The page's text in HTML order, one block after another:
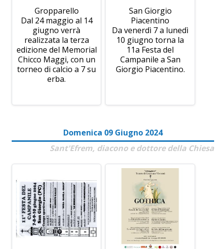
Gropparello
Dal 24 maggio al 14
giugno verrà
realizzata la terza
edizione del Memorial
Chicco Maggi, con un
torneo di calcio a 7 su
erba.
San Giorgio
Piacentino
Da venerdì 7 a lunedì
10 giugno torna la
11a Festa del
Campanile a San
Giorgio Piacentino.
Domenica 09 Giugno 2024
Sant'Efrem, diacono e dottore della Chiesa